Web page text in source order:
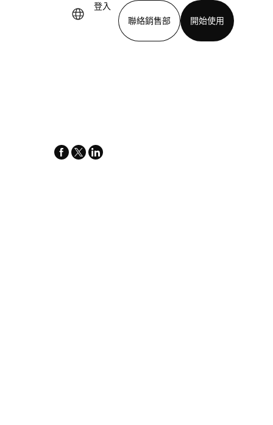
登入
聯絡銷售部
開始使用
facebook
x-
linkedin